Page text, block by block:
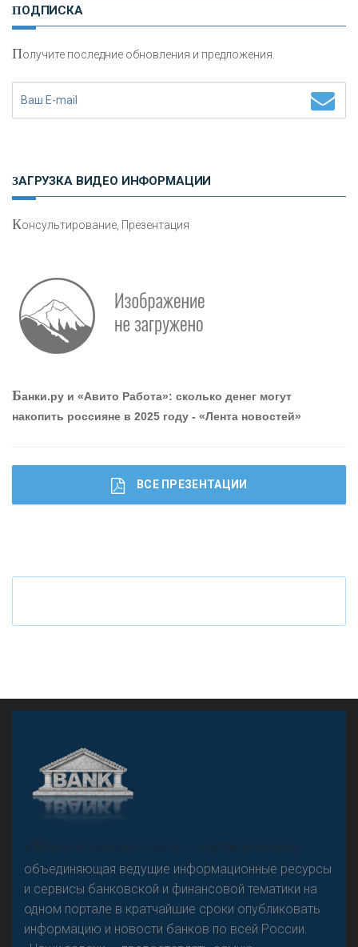
Работа мечты. Что банки делают для того, чтобы
привлечь и удержать персонал - «Интервью»
сохранения и увеличения капитала
Что будет с наличными деньгами при цифровом
ПОДПИСКА
Получите последние обновления и предложения.
ЗАГРУЗКА ВИДЕО ИНФОРМАЦИИ
Консультирование, Презентация
Банки.ру и «Авито Работа»: сколько денег могут
накопить россияне в 2025 году - «Лента новостей»
ВСЕ ПРЕЗЕНТАЦИИ
«Н
овости Банков России» – группа компаний,
объединяющая ведущие информационные ресурсы
и сервисы банковской и финансовой тематики на
одном портале в кратчайшие сроки опубликовать
информацию и новости банков по всей России.